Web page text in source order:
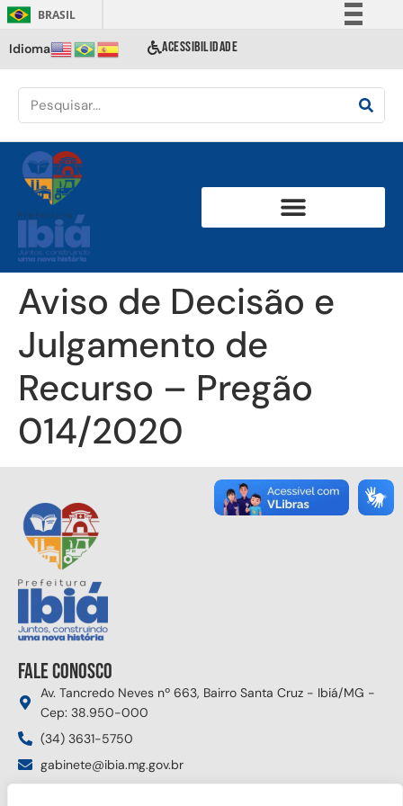
BRASIL
Comunica BR
Acesso à informação
Idioma ACESSIBILIDADE
Aviso de Decisão e
Julgamento de
Recurso – Pregão
014/2020
Fale conosco
Av. Tancredo Neves nº 663, Bairro Santa Cruz - Ibiá/MG -
Cep: 38.950-000
(34) 3631-5750
gabinete@ibia.mg.gov.br